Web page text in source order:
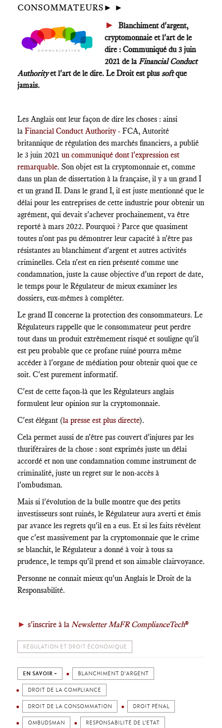
CONSOMMATEURS► ►
►
Blanchiment d'argent,
cryptomonnaie et l'art de le
dire : Communiqué du 3 juin
2021 de laFinancial Conduct
Authorityet l'art de le dire. Le Droit est plussoftque
jamais.
Les Anglais ont leur façon de dire les choses : ainsi
la Financial Conduct Authority - FCA, Autorité
britannique de régulation des marchés financiers, a publié
le 3 juin 2021 un communiqué dont l'expression est
remarquable. Son objet est la cryptomonnaie et, comme
dans un plan de dissertation à la française, il y a un grand I
et un grand II. Dans le grand I, il est juste mentionné que le
délai pour les entreprises de cette industrie pour obtenir un
agrément, qui devait s'achever prochainement, va être
reporté à mars 2022. Pourquoi ? Parce que quasiment
toutes n'ont pas pu démontrer leur capacité à n'être pas
résistantes au blanchiment d'argent et autres activités
criminelles. Cela n'est en rien présenté comme une
condamnation, juste la cause objective d'un report de date,
le temps pour le Régulateur de mieux examiner les
dossiers, eux-mêmes à compléter.
Le grand II concerne la protection des consommateurs. Le
Régulateurs rappelle que le consommateur peut perdre
tout dans un produit extrêmement risqué et souligne qu'il
est peu probable que ce profane ruiné pourra même
accéder à l'organe de médiation pour obtenir quoi que ce
soit. C'est purement informatif.
C'est de cette façon-là que les Régulateurs anglais
formulent leur opinion sur la cryptomonnaie.
C'est élégant (la presse est plus directe).
Cela permet aussi de n'être pas couvert d'injures par les
thuriféraires de la chose : sont exprimés juste un délai
accordé et non une condamnation comme instrument de
criminalité, juste un regret sur le non-accès à
l'ombudsman.
Mais si l'évolution de la bulle montre que des petits
investisseurs sont ruinés, le Régulateur aura averti et émis
par avance les regrets qu'il en a eus. Et si les faits révèlent
que c'est massivement par la cryptomonnaie que le crime
se blanchit, le Régulateur a donné à voir à tous sa
prudence, le temps qu'il prend et son aimable clairvoyance.
Personne ne connait mieux qu'un Anglais le Droit de la
Responsabilité.
► s'inscrire à la Newsletter MaFR ComplianceTech®
RÉGULATION ET DROIT ÉCONOMIQUE
EN SAVOIR + BLANCHIMENT D'ARGENT
DROIT DE LA COMPLIANCE
DROIT DE LA CONSOMMATION DROIT PÉNAL
OMBUDSMAN RESPONSABILITÉ DE L’ETAT